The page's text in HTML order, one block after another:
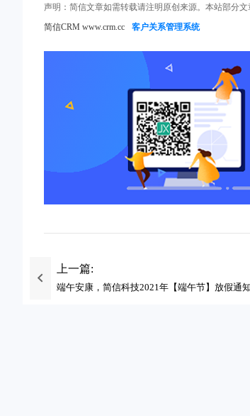
声明：简信文章如需转载请注明原创来源。本站部分
简信CRM www.crm.cc
客户关系管理系统
上一篇:
端午安康，简信科技2021年【端午节】放假通知